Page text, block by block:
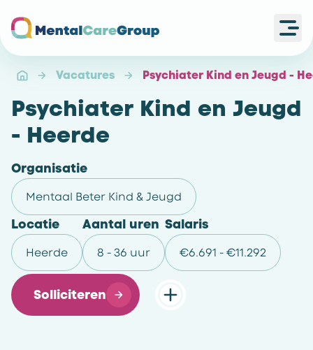
Vacatures Psychiater Kind en Jeugd -
Psychiater Kind en Jeugd
- Heerde
Organisatie
Mentaal Beter Kind & Jeugd
Locatie
Heerde
Aantal uren
8 - 36 uur
Salaris
€6.691 - €11.292
Solliciteren